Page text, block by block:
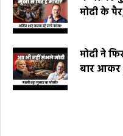
मोदी के
मोदी ने
बार आकर